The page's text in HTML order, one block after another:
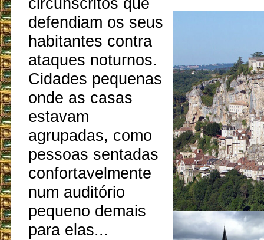
defendiam os seus
habitantes contra
ataques noturnos.
Cidades pequenas
onde as casas
estavam
agrupadas, como
pessoas sentadas
confortavelmente
num auditório
pequeno demais
para elas...